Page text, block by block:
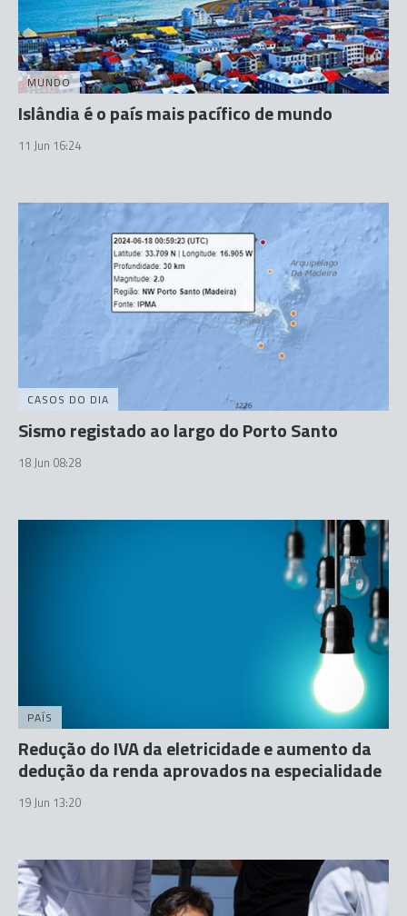
MUNDO
Islândia é o país mais pacífico de mundo
11 Jun 16:24
CASOS DO DIA
Sismo registado ao largo do Porto Santo
18 Jun 08:28
PAÍS
Redução do IVA da eletricidade e aumento da
dedução da renda aprovados na especialidade
19 Jun 13:20